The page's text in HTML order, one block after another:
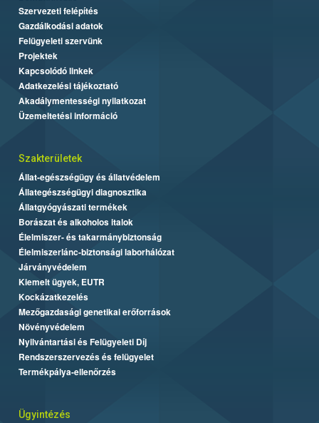
Szervezeti felépítés
Gazdálkodási adatok
Felügyeleti szervünk
Projektek
Kapcsolódó linkek
Adatkezelési tájékoztató
Akadálymentességi nyilatkozat
Üzemeltetési információ
Szakterületek
Állat-egészségügy és állatvédelem
Állategészségügyi diagnosztika
Állatgyógyászati termékek
Borászat és alkoholos italok
Élelmiszer- és takarmánybiztonság
Élelmiszerlánc-biztonsági laborhálózat
Járványvédelem
Kiemelt ügyek, EUTR
Kockázatkezelés
Mezőgazdasági genetikai erőforrások
Növényvédelem
Nyilvántartási és Felügyeleti Díj
Rendszerszervezés és felügyelet
Termékpálya-ellenőrzés
Ügyintézés